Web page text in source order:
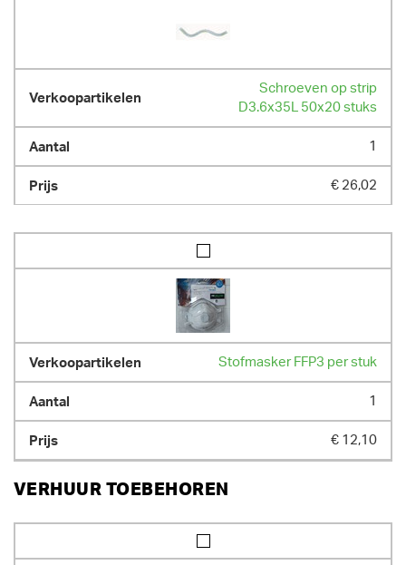
Schroeven op strip
D3.6x35L 50x20 stuks
1
€ 26,02
Stofmasker FFP3 per stuk
1
€ 12,10
VERHUUR TOEBEHOREN